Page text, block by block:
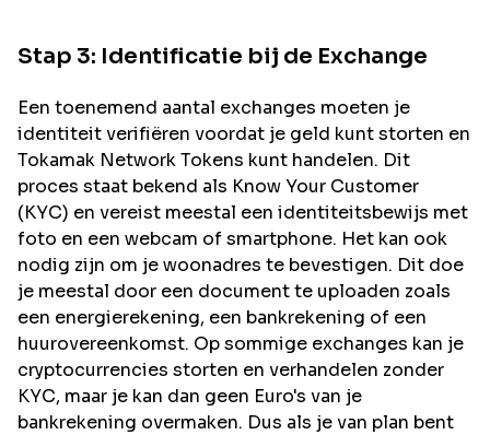
Stap 3: Identificatie bij de Exchange
Een toenemend aantal exchanges moeten je
identiteit verifiëren voordat je geld kunt storten en
Tokamak NetworkTokens kunt handelen. Dit
proces staat bekend als Know Your Customer
(KYC) en vereist meestal een identiteitsbewijs met
foto en een webcam of smartphone. Het kan ook
nodig zijn om je woonadres te bevestigen. Dit doe
je meestal door een document te uploaden zoals
een energierekening, een bankrekening of een
huurovereenkomst. Op sommige exchanges kan je
cryptocurrencies storten en verhandelen zonder
KYC, maar je kan dan geen Euro's van je
bankrekening overmaken. Dus als je van plan bent